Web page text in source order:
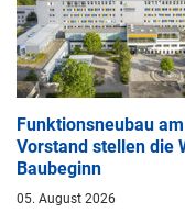
Funktionsneubau
Vorstand stellen die
Baubeginn
05. August 2026